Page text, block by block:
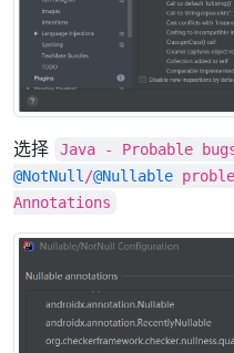
选择
Java - Probable
@NotNull /@Nullable
Annotations